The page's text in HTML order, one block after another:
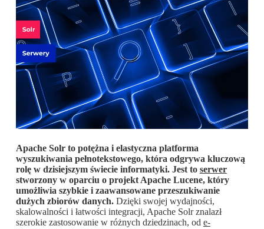
Apache Solr to potężna i elastyczna platforma
wyszukiwania pełnotekstowego, która odgrywa kluczową
rolę w dzisiejszym świecie informatyki. Jest to serwer
stworzony w oparciu o projekt Apache Lucene, który
umożliwia szybkie i zaawansowane przeszukiwanie
dużych zbiorów danych. Dzięki swojej wydajności,
skalowalności i łatwości integracji, Apache Solr znalazł
szerokie zastosowanie w różnych dziedzinach, od e-